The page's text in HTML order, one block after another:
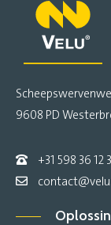
9608 PD
+31 598 36 12